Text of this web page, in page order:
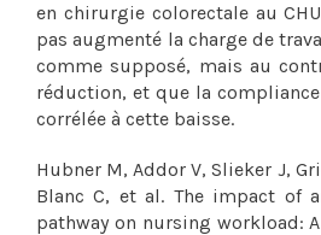
en chirurgie colorectale au
pas augmenté la charge de
comme supposé, mais au
réduction, et que la
corrélée à cette baisse.
Hubner M, Addor V, Slieker J,
Blanc C, et al. The impact of
pathway on nursing workload: